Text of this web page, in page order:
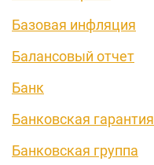
Базовая инфляция
Балансовый отчет
Банк
Банковская гарантия
Банковская группа